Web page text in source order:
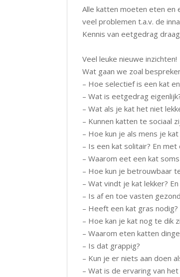
Alle katten moeten eten en
veel problemen t.a.v. de
Kennis van eetgedrag
Veel leuke nieuwe inzichten!
Wat gaan we zoal
– Hoe selectief is een kat
– Wat is eetgedrag
– Wat als je kat het niet
– Kunnen katten te sociaal
– Hoe kun je als mens je
– Is een kat solitair? En met
– Waarom eet een kat
– Hoe kun je betrouwbaar
– Wat vindt je kat lekker?
– Is af en toe vasten
– Heeft een kat gras nodig?
– Hoe kan je kat nog te dik
– Waarom eten katten
– Is dat grappig?
– Kun je er niets aan doen
– Wat is de ervaring van het